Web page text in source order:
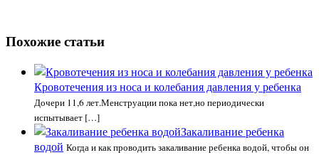
Похожие статьи
Кровотечения из носа и колебания давления у ребенка
Дочери 11,6 лет.Менструации пока нет,но периодически
испытывает […]
Закаливание ребенка
водой Когда и как проводить закаливание ребенка водой, чтобы он